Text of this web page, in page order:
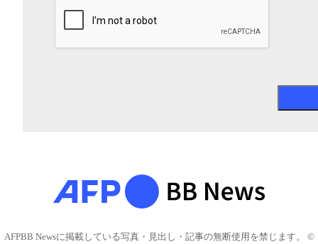
AFPBB Newsに掲載している写真・見出し・記事の無断使用を禁じます。 ©